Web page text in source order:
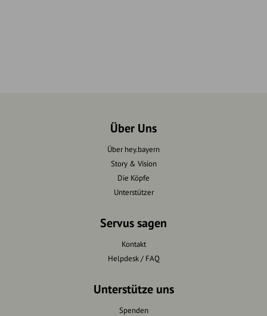
Über Uns
Über hey.bayern
Story & Vision
Die Köpfe
Unterstützer
Servus sagen
Kontakt
Helpdesk / FAQ
Unterstütze uns
Spenden